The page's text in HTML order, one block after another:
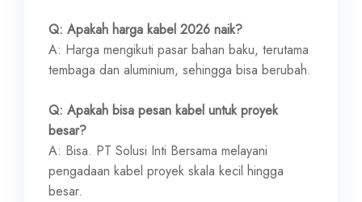
Q: Apakah harga kabel 2026 naik?
A: Harga mengikuti pasar bahan baku, terutama
tembaga dan aluminium, sehingga bisa berubah.
Q: Apakah bisa pesan kabel untuk proyek
besar?
A: Bisa. PT Solusi Inti Bersama melayani
pengadaan kabel proyek skala kecil hingga
besar.